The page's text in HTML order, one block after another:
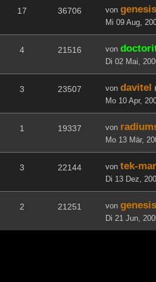
17 36706 von genesis
Mi 09 Aug,
4 21516 von
Di 02 Mai,
3 23507 von davitel
Mo 10 Apr,
1 19337 von
Mo 13 Mär,
3 22144 von tek-
Di 13 Dez,
2 21251 von genesis
Di 21 Jun,